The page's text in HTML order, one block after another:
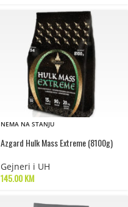
NEMA NA STANJU
Azgard Hulk Mass Extreme (8100g)
Gejneri i UH
145.00KM